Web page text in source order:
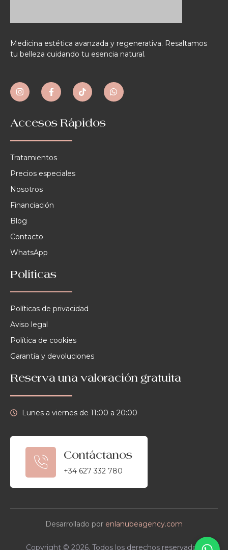
Medicina estética avanzada y regenerativa. Resaltamos
tu belleza cuidando tu esencia natural.
Accesos Rápidos
Tratamientos
Precios especiales
Nosotros
Financiación
Blog
Contacto
WhatsApp
Políticas
Políticas de privacidad
Aviso legal
Política de cookies
Garantía y devoluciones
Reserva una valoración gratuita
Lunes a viernes de 11:00 a 20:00
Contáctanos
+34 627 332 780
Desarrollado por enlanubeagency.com
Copyright © 2026. Todos los derechos reservados.